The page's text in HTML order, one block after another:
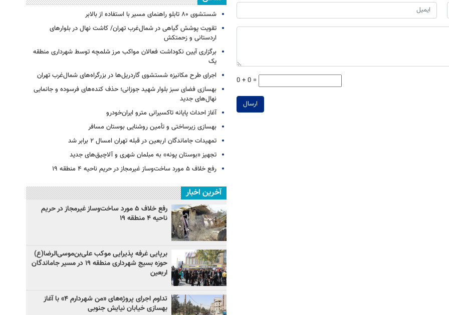
0 + 0 =
ارسال
شستشوی ۸۰ تابلو راهنمای مسیر با استفاده از بالابر
تقویت پوشش گیاهی در شمال‌غرب تهران/ کاشت نهال در بلوارهای
اردستانی و زحمتکش
برگزاری آیین نکوداشت فعالان مواکب مرز شلمچه توسط شهرداری منطقه
یک
اجرای طرح مکانیزه شستشوی گاردریل‌ها در بزرگراه‌های شمال‌غرب تهران
بهسازی فضای سبز بلوار شهید جوزانی؛ حذف کنده‌های فرسوده و جانمایی
نهال‌های جدید
آغاز احداث پایانه تاکسیرانی مترو ایران‌خودرو
بهسازی زیرساختی و تأمین روشنایی بوستان مسافر
تمهیدات جاماندگان اربعین در قبله تهران امسال ۲ برابر شد
تجهیز «بوستان پونه» به مبلمان شهری و آلاچیق‌های جدید
رفع خلاف ۵ مورد ساخت‌وساز غیرمجاز در حریم ناحیه ۴ منطقه ۱۹
آخرین اخبار
رفع خلاف ۵ مورد ساخت‌وساز غیرمجاز در حریم
ناحیه ۴ منطقه ۱۹
برپایی غرفه پذیرایی موکب علی‌بن‌موسی‌الرضا(ع)
حوزه بسیج شهرداری منطقه ۱۹ در مسیر جاماندگان
اربعین
تداوم اجرای پروژه‌های «من شهردارم ۴» با آغاز
بهسازی خیابان نیایش جنوبی